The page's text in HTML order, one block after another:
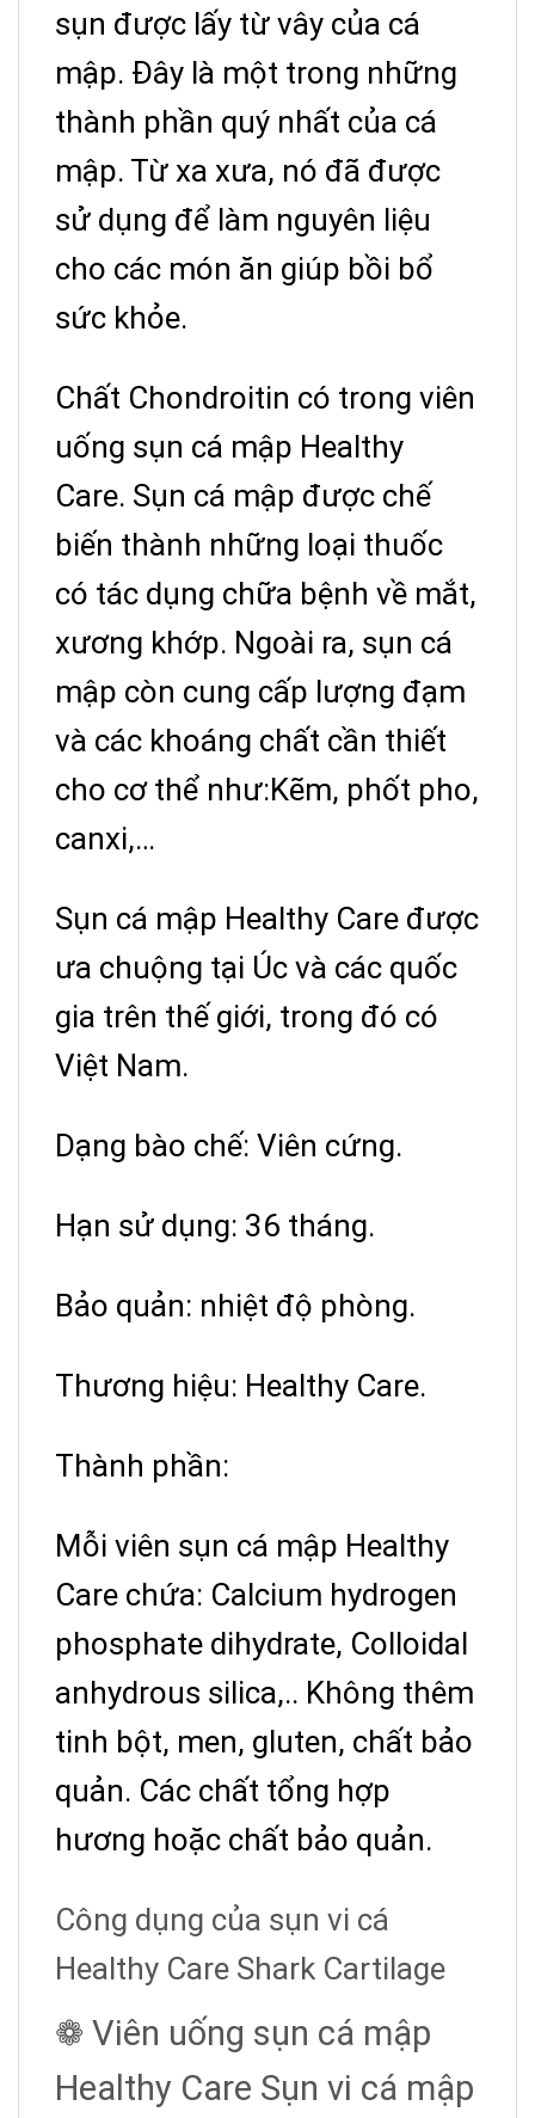
sụn được lấy từ vây của cá
mập. Đây là một trong những
thành phần quý nhất của cá
mập. Từ xa xưa, nó đã được
sử dụng để làm nguyên liệu
cho các món ăn giúp bồi bổ
sức khỏe.
Chất Chondroitin có trong viên
uống sụn cá mập Healthy
Care. Sụn cá mập được chế
biến thành những loại thuốc
có tác dụng chữa bệnh về mắt,
xương khớp. Ngoài ra, sụn cá
mập còn cung cấp lượng đạm
và các khoáng chất cần thiết
cho cơ thể như:Kẽm, phốt pho,
canxi,…
Sụn cá mập Healthy Care được
ưa chuộng tại Úc và các quốc
gia trên thế giới, trong đó có
Việt Nam.
Dạng bào chế: Viên cứng.
Hạn sử dụng: 36 tháng.
Bảo quản: nhiệt độ phòng.
Thương hiệu: Healthy Care.
Thành phần:
Mỗi viên sụn cá mập Healthy
Care chứa: Calcium hydrogen
phosphate dihydrate, Colloidal
anhydrous silica,.. Không thêm
tinh bột, men, gluten, chất bảo
quản. Các chất tổng hợp
hương hoặc chất bảo quản.
Công dụng của sụn vi cá
Healthy Care Shark Cartilage
❁ Viên uống sụn cá mập
Healthy Care Sụn vi cá mập